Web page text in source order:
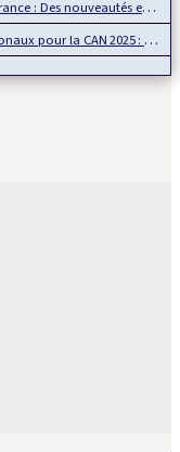
: Des nouveautés en 2025
la CAN 2025 : Rumeur ou…